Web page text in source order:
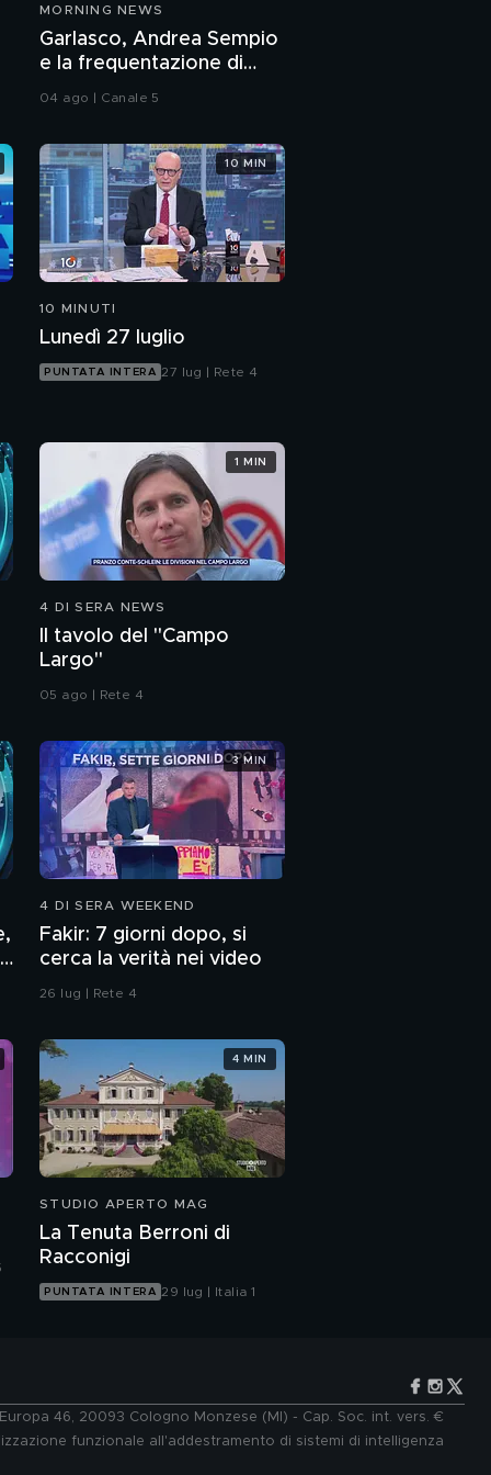
MORNING NEWS
Garlasco, Andrea Sempio
e la frequentazione di
casa Poggi
04 ago | Canale 5
10 MINUTI
Lunedì 27 luglio
PUNTATA INTERA 27 lug | Rete 4
10 MIN
4 DI SERA NEWS
Il tavolo del "Campo
Largo"
05 ago | Rete 4
1 MIN
4 DI SERA WEEKEND
Fakir: 7 giorni dopo, si
cerca la verità nei video
26 lug | Rete 4
3 MIN
STUDIO APERTO MAG
La Tenuta Berroni di
Racconigi
PUNTATA INTERA 29 lug | Italia 1
4 MIN
46, 20093 Cologno Monzese (MI) - Cap. Soc. int. vers. €
funzionale all'addestramento di sistemi di intelligenza